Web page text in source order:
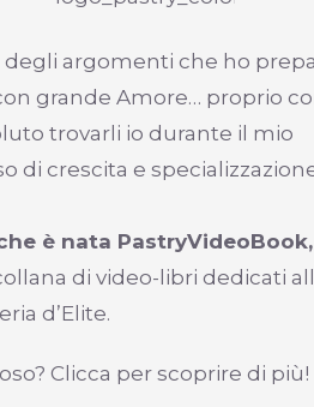
degli argomenti che ho
grande Amore… proprio
trovarli io durante il mio
di crescita e
è nata PastryVideoBook,
di video-libri dedicati
d’Elite.
Clicca per scoprire di più!